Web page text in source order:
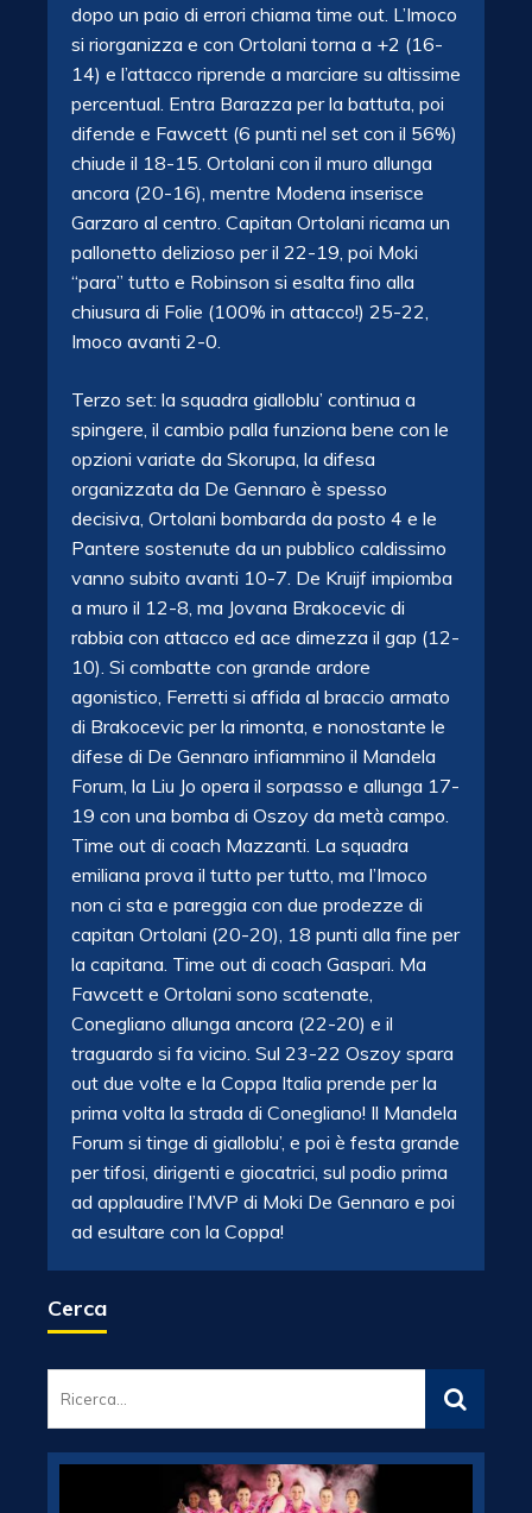
dopo un paio di errori chiama time out. L’Imoco
si riorganizza e con Ortolani torna a +2 (16-
14) e l’attacco riprende a marciare su altissime
percentual. Entra Barazza per la battuta, poi
difende e Fawcett (6 punti nel set con il 56%)
chiude il 18-15. Ortolani con il muro allunga
ancora (20-16), mentre Modena inserisce
Garzaro al centro. Capitan Ortolani ricama un
pallonetto delizioso per il 22-19, poi Moki
“para” tutto e Robinson si esalta fino alla
chiusura di Folie (100% in attacco!) 25-22,
Imoco avanti 2-0.
Terzo set: la squadra gialloblu’ continua a
spingere, il cambio palla funziona bene con le
opzioni variate da Skorupa, la difesa
organizzata da De Gennaro è spesso
decisiva, Ortolani bombarda da posto 4 e le
Pantere sostenute da un pubblico caldissimo
vanno subito avanti 10-7. De Kruijf impiomba
a muro il 12-8, ma Jovana Brakocevic di
rabbia con attacco ed ace dimezza il gap (12-
10). Si combatte con grande ardore
agonistico, Ferretti si affida al braccio armato
di Brakocevic per la rimonta, e nonostante le
difese di De Gennaro infiammino il Mandela
Forum, la Liu Jo opera il sorpasso e allunga 17-
19 con una bomba di Oszoy da metà campo.
Time out di coach Mazzanti. La squadra
emiliana prova il tutto per tutto, ma l’Imoco
non ci sta e pareggia con due prodezze di
capitan Ortolani (20-20), 18 punti alla fine per
la capitana. Time out di coach Gaspari. Ma
Fawcett e Ortolani sono scatenate,
Conegliano allunga ancora (22-20) e il
traguardo si fa vicino. Sul 23-22 Oszoy spara
out due volte e la Coppa Italia prende per la
prima volta la strada di Conegliano! Il Mandela
Forum si tinge di gialloblu’, e poi è festa grande
per tifosi, dirigenti e giocatrici, sul podio prima
ad applaudire l’MVP di Moki De Gennaro e poi
ad esultare con la Coppa!
Cerca